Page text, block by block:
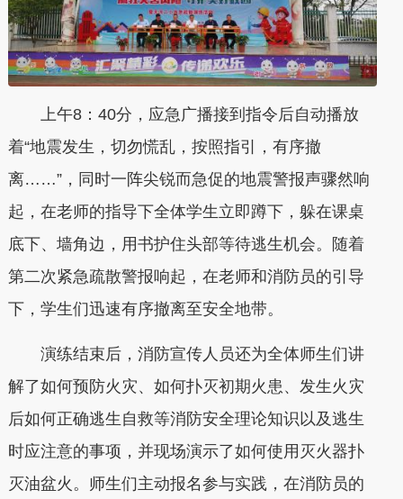
上午8：40分，应急广播接到指令后自动播放
着“地震发生，切勿慌乱，按照指引，有序撤
离……”，同时一阵尖锐而急促的地震警报声骤然响
起，在老师的指导下全体学生立即蹲下，躲在课桌
底下、墙角边，用书护住头部等待逃生机会。随着
第二次紧急疏散警报响起，在老师和消防员的引导
下，学生们迅速有序撤离至安全地带。
演练结束后，消防宣传人员还为全体师生们讲
解了如何预防火灾、如何扑灭初期火患、发生火灾
后如何正确逃生自救等消防安全理论知识以及逃生
时应注意的事项，并现场演示了如何使用灭火器扑
灭油盆火。师生们主动报名参与实践，在消防员的